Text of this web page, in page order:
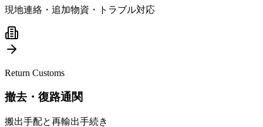
現地連絡・追加物資・トラブル対応
Return Customs
撤去・復路通関
搬出手配と再輸出手続き